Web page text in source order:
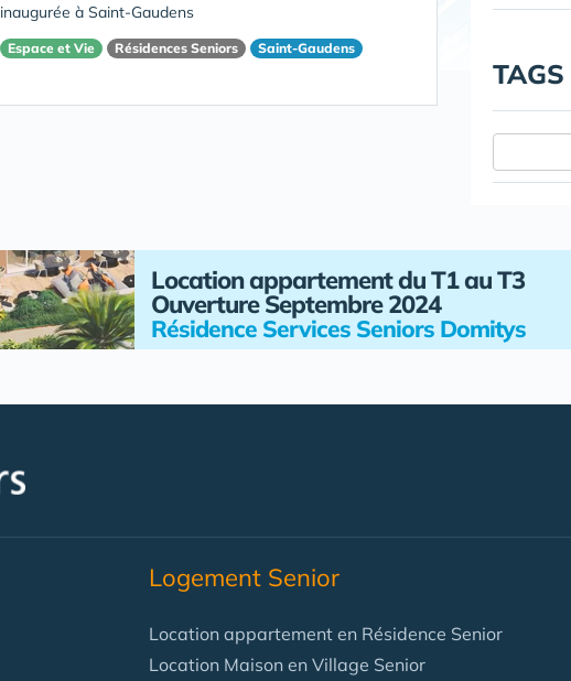
inaugurée à Saint-Gaudens
Espace et Vie Résidences Seniors Saint-Gaudens
TAGS
Location appartement du T1 au T3
Ouverture Septembre 2024
Résidence Services Seniors Domitys
Logement Senior
Location appartement en Résidence Senior
Location Maison en Village Senior